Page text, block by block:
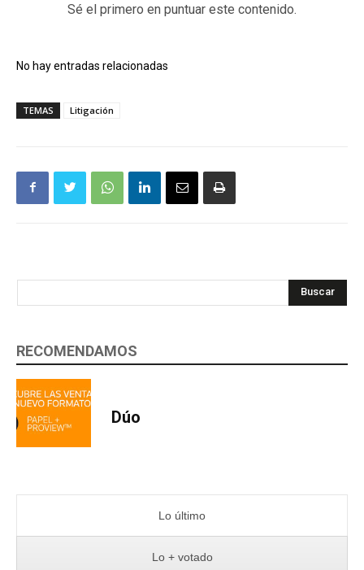
Sé el primero en puntuar este contenido.
No hay entradas relacionadas
TEMAS Litigación
Buscar
RECOMENDAMOS
Dúo
Lo último
Lo + votado